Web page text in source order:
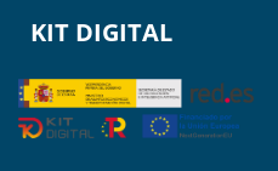
KIT DIGITAL